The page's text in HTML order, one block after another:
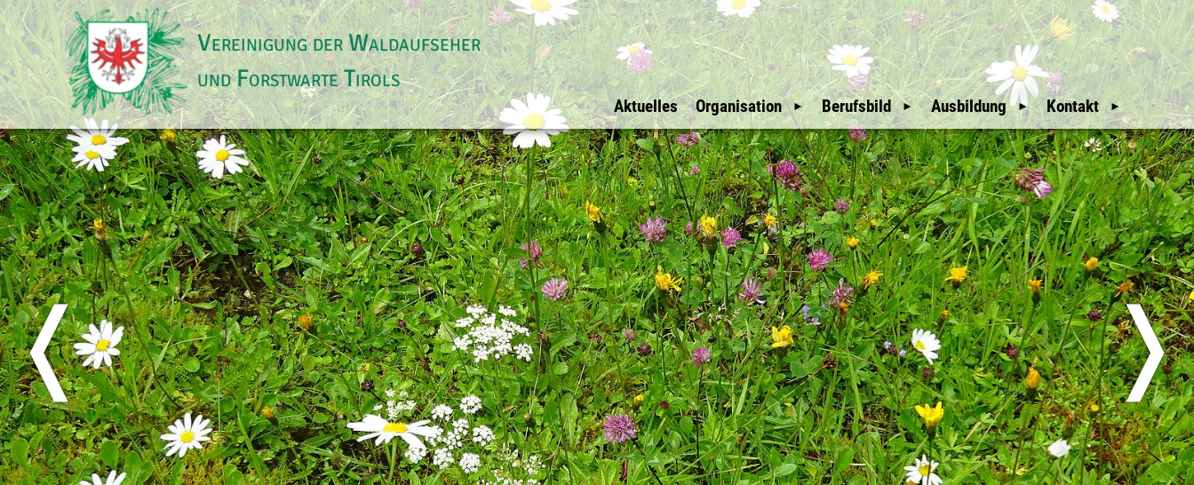
Vereinigung der Waldaufseher
und Forstwarte Tirols
Aktuelles Organisation
Überblick
Vorstand
Vorstandsmitglieder
BFI Vertreter
Rechnungsprüfer
Berufsbild
Wir Waldaufseher
Unsere Geschichte
Ausbildung
Auswahl und
Ausbildung
Kontakt
Allgemein
Impressum
Datenschutz
Ihre Werbung bei
uns?
E-Mail
Waldaufseher Tirols
Überblick
Innsbruck Stadt
Innsbruck Land
Schwaz
Kufstein
Kitzbühel
Osttirol
Imst
Reutte
Landeck
Mitgliederbereich
An- & Abmeldung
Mitglieder
Weitere Hinweise
Downloads
Nützliche Links
Sitemap
Erweiterte Suche
❬ ❭